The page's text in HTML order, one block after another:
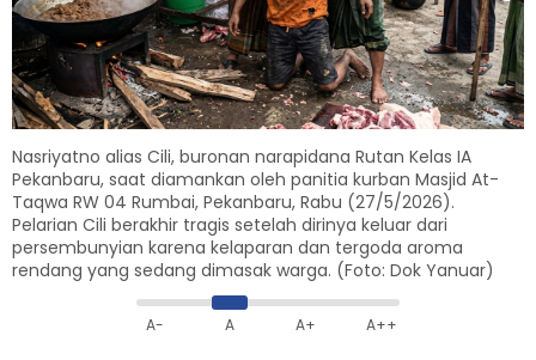
Nasriyatno alias Cili, buronan narapidana Rutan Kelas IA
Pekanbaru, saat diamankan oleh panitia kurban Masjid At-
Taqwa RW 04 Rumbai, Pekanbaru, Rabu (27/5/2026).
Pelarian Cili berakhir tragis setelah dirinya keluar dari
persembunyian karena kelaparan dan tergoda aroma
rendang yang sedang dimasak warga. (Foto: Dok Yanuar)
A- A A+ A++